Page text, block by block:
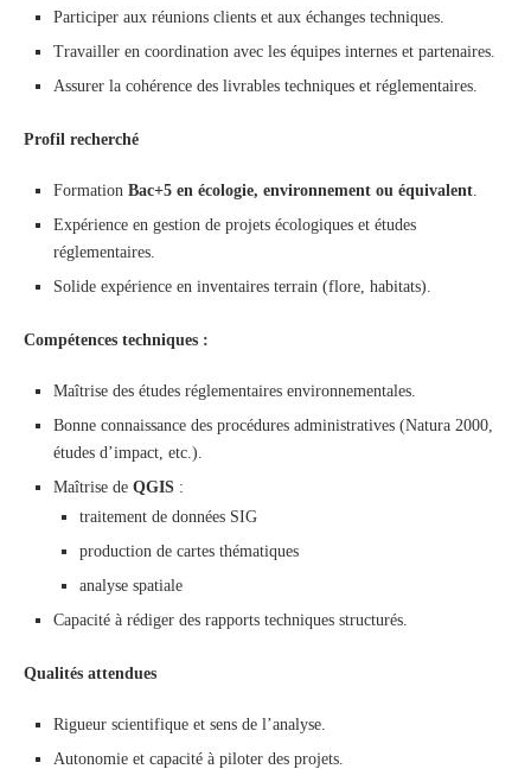
Participer aux réunions clients et aux échanges techniques.
Travailler en coordination avec les équipes internes et partenaires.
Assurer la cohérence des livrables techniques et réglementaires.
Profil recherché
Formation Bac+5 en écologie, environnement ou équivalent.
Expérience en gestion de projets écologiques et études
réglementaires.
Solide expérience en inventaires terrain (flore, habitats).
Compétences techniques :
Maîtrise des études réglementaires environnementales.
Bonne connaissance des procédures administratives (Natura 2000,
études d’impact, etc.).
Maîtrise de QGIS :
traitement de données SIG
production de cartes thématiques
analyse spatiale
Capacité à rédiger des rapports techniques structurés.
Qualités attendues
Rigueur scientifique et sens de l’analyse.
Autonomie et capacité à piloter des projets.